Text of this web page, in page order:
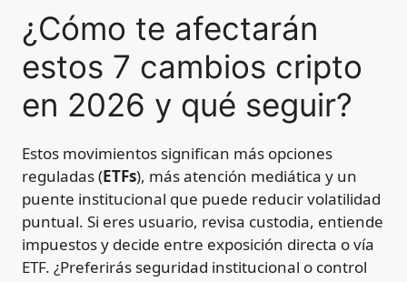
¿Cómo te afectarán
estos 7 cambios cripto
en 2026 y qué seguir?
Estos movimientos significan más opciones
reguladas (ETFs), más atención mediática y un
puente institucional que puede reducir volatilidad
puntual. Si eres usuario, revisa custodia, entiende
impuestos y decide entre exposición directa o vía
ETF. ¿Preferirás seguridad institucional o control